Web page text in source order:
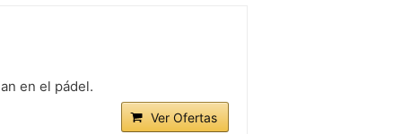
en el pádel.
Ver Ofertas